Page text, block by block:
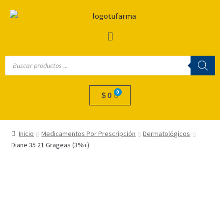
$ 0
Inicio Medicamentos Por Prescripción
Dermatológicos
Diane 35 21 Grageas (3%+)